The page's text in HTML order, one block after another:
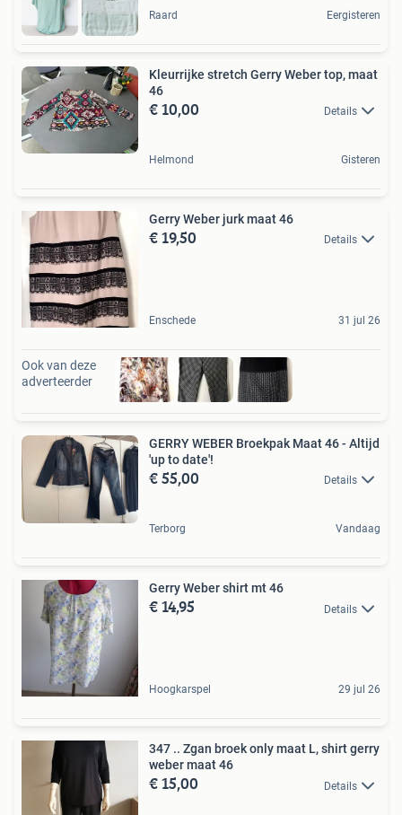
Raard Eergisteren
Kleurrijke stretch Gerry Weber top, maat
46
€ 10,00 Details
Helmond Gisteren
Gerry Weber jurk maat 46
€ 19,50 Details
Enschede 31 jul 26
Ook van deze
adverteerder
GERRY WEBER Broekpak Maat 46 - Altijd
'up to date'!
€ 55,00 Details
Terborg Vandaag
Gerry Weber shirt mt 46
€ 14,95 Details
Hoogkarspel 29 jul 26
347 .. Zgan broek only maat L, shirt gerry
weber maat 46
€ 15,00 Details